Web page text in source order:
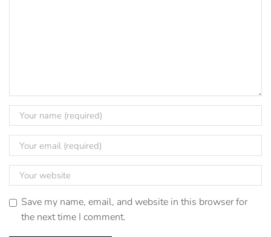
Save my name, email, and website in this browser for
the next time I comment.